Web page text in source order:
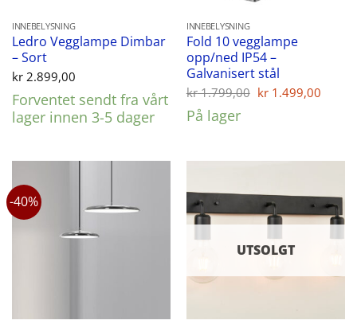
INNEBELYSNING
Ledro Vegglampe Dimbar
– Sort
kr2.899,00
Forventet sendt fra vårt
lager innen 3-5 dager
INNEBELYSNING
Fold 10 vegglampe
opp/ned IP54 –
Galvanisert stål
kr1.799,00 Opprinnelig
kr 1.499,00
På lager
-40%
UTSOLGT